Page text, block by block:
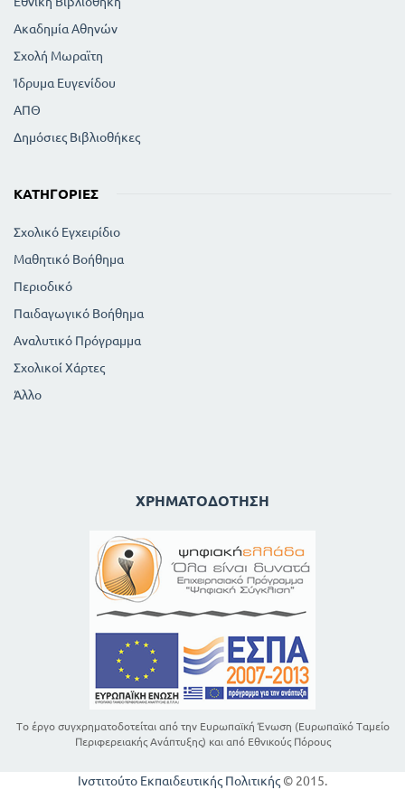
Ακαδημία Αθηνών
Σχολή Μωραϊτη
Ίδρυμα Ευγενίδου
ΑΠΘ
Δημόσιες Βιβλιοθήκες
ΚΑΤΗΓΟΡΊΕΣ
Σχολικό Εγχειρίδιο
Μαθητικό Βοήθημα
Περιοδικό
Παιδαγωγικό Βοήθημα
Αναλυτικό Πρόγραμμα
Σχολικοί Χάρτες
Άλλο
ΧΡΗΜΑΤΟΔΌΤΗΣΗ
Το έργο συγχρηματοδοτείται από την Ευρωπαϊκή Ένωση (Ευρωπαϊκό Ταμείο
Περιφερειακής Ανάπτυξης) και από Εθνικούς Πόρους
Ινστιτούτο Εκπαιδευτικής Πολιτικής © 2015.